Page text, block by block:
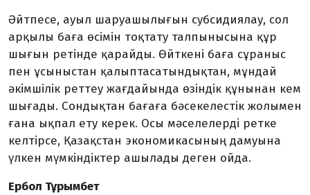
Әйтпесе, ауыл шаруашылы­ғын субсидиялау, сол
арқылы баға өсімін тоқтату талпынысына құр
шы­ғын ретінде қарайды. Өйткені баға сұраныс
пен ұсыныстан қа­­лыптасатындықтан, мұндай
әкім­шілік реттеу жағдайында өзін­дік құнынан кем
шығады. Сон­дықтан бағаға бәсекелестік жо­лымен
ғана ықпал ету керек. Осы мәселелерді ретке
келтірсе, Қа­зақстан экономикасының да­муына
үлкен мүмкіндіктер ашы­лады деген ойда.
Ербол Тұрымбет